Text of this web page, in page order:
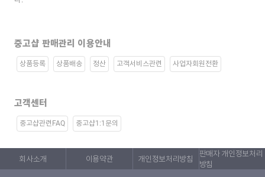
중고샵 판매관리 이용안내
상품등록 상품배송 정산 고객서비스관련 사업자회원전환
고객센터
중고샵관련FAQ 중고샵1:1문의
회사소개 이용약관 개인정보처리방침
판매자 개인정보처리
방침